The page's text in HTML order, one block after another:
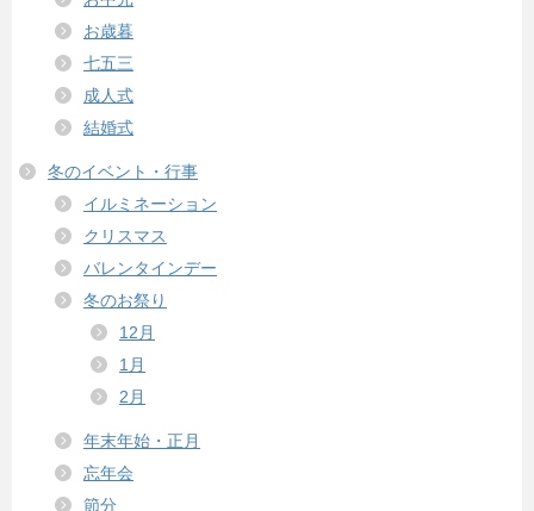
お歳暮
七五三
成人式
結婚式
冬のイベント・行事
イルミネーション
クリスマス
バレンタインデー
冬のお祭り
12月
1月
2月
年末年始・正月
忘年会
節分